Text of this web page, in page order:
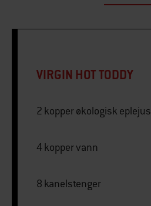
VIRGIN HOT TODDY
2 kopper økologisk eplejus
4 kopper vann
8 kanelstenger